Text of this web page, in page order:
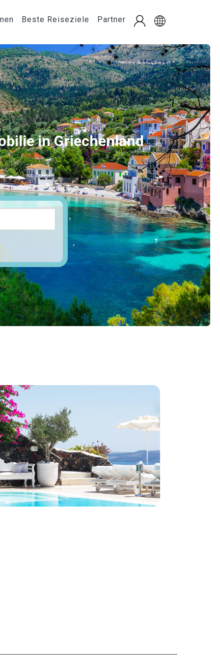
Beste Reiseziele Partner
in Griechenland